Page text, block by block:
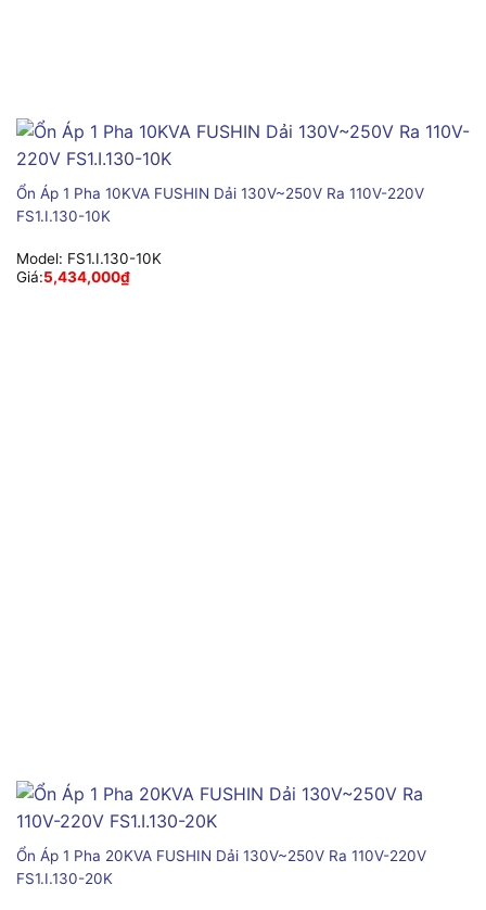
Ổn Áp 1 Pha 10KVA FUSHIN Dải 130V~250V Ra 110V-220V
FS1.I.130-10K
Model: FS1.I.130-10K
Giá:5,434,000₫
Ổn Áp 1 Pha 20KVA FUSHIN Dải 130V~250V Ra 110V-220V
FS1.I.130-20K